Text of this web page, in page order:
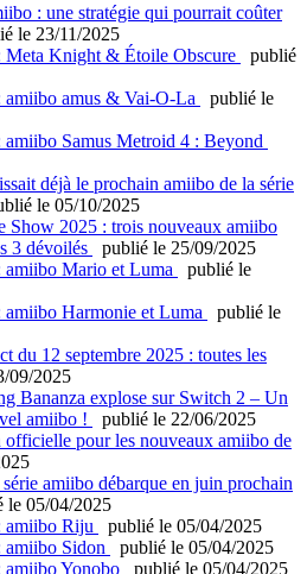
: une stratégie qui pourrait coûter
le 23/11/2025
Meta Knight & Étoile Obscure
publié
amiibo amus & Vai-O-La
publié le
amiibo Samus Metroid 4 : Beyond
déjà le prochain amiibo de la série
le 05/10/2025
Show 2025 : trois nouveaux amiibo
3 dévoilés
publié le 25/09/2025
amiibo Mario et Luma
publié le
amiibo Harmonie et Luma
publié le
du 12 septembre 2025 : toutes les
09/2025
Bananza explose sur Switch 2 – Un
amiibo !
publié le 22/06/2025
officielle pour les nouveaux amiibo de
amiibo débarque en juin prochain
le 05/04/2025
amiibo Riju
publié le 05/04/2025
amiibo Sidon
publié le 05/04/2025
amiibo Yonobo publié le 05/04/2025